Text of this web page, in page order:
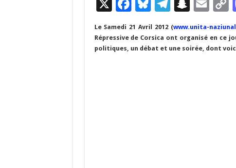
X
F
e
b
Bl
u
es
ky
T
e
gr
S
n
a
p
E
m
ai
l
o
y
Le Samedi 21 Avril 2012 (www.unita-
Répressive de Corsica ont organisé en ce
politiques, un débat et une soirée, dont